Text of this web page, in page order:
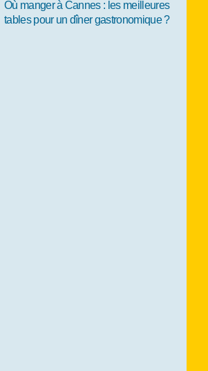
Où manger à Cannes : les meilleures
tables pour un dîner gastronomique ?